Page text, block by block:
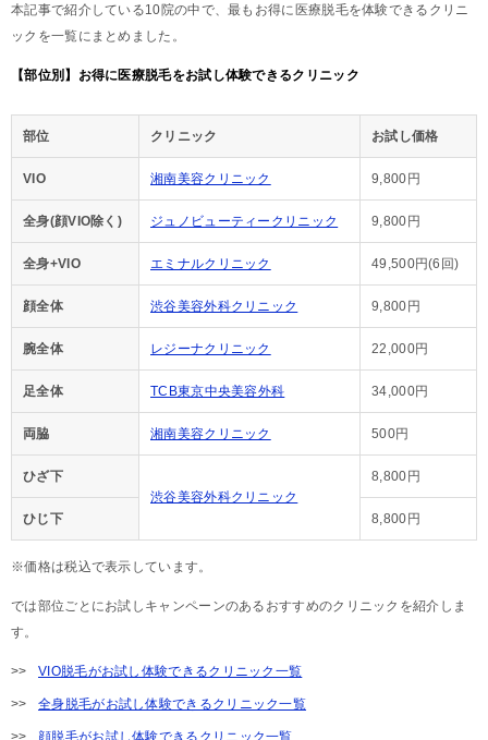
本記事で紹介している10院の中で、最もお得に医療脱毛を体験できるクリニ
ックを一覧にまとめました。
【部位別】お得に医療脱毛をお試し体験できるクリニック
部位 クリニック お試し価格
VIO 湘南美容クリニック 9,800円
全身(顔VIO除く) ジュノビューティークリニック 9,800円
全身+VIO エミナルクリニック 49,500円(6回)
顔全体 渋谷美容外科クリニック 9,800円
腕全体 レジーナクリニック 22,000円
足全体 TCB東京中央美容外科 34,000円
両脇 湘南美容クリニック 500円
ひざ下
渋谷美容外科クリニック
8,800円
ひじ下 8,800円
※価格は税込で表示しています。
では部位ごとにお試しキャンペーンのあるおすすめのクリニックを紹介しま
す。
VIO脱毛がお試し体験できるクリニック一覧
全身脱毛がお試し体験できるクリニック一覧
顔脱毛がお試し体験できるクリニック一覧